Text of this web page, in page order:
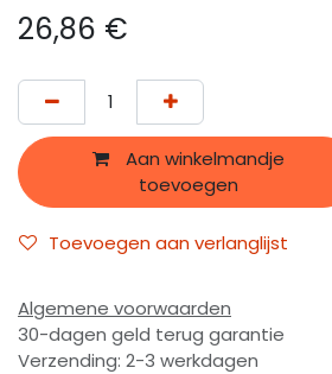
26,86 €
Aan winkelmandje
toevoegen
Toevoegen aan verlanglijst
Algemene voorwaarden
30-dagen geld terug garantie
Verzending: 2-3 werkdagen